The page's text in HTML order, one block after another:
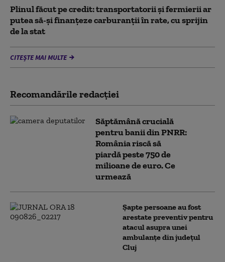
Plinul făcut pe credit: transportatorii și fermierii ar
putea să-și finanțeze carburanții în rate, cu sprijin
de la stat
CITEȘTE MAI MULTE
Recomandările redacţiei
Săptămână crucială
pentru banii din PNRR:
România riscă să
piardă peste 750 de
milioane de euro. Ce
urmează
Șapte persoane au fost
arestate preventiv pentru
atacul asupra unei
ambulanțe din județul
Cluj